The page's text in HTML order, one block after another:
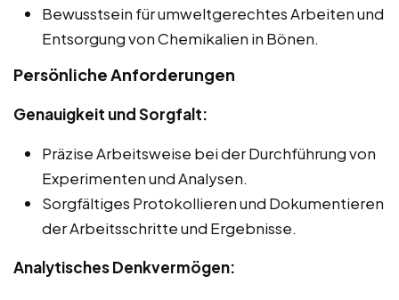
Bewusstsein für umweltgerechtes Arbeiten und
Entsorgung von Chemikalien in Bönen.
Persönliche Anforderungen
Genauigkeit und Sorgfalt:
Präzise Arbeitsweise bei der Durchführung von
Experimenten und Analysen.
Sorgfältiges Protokollieren und Dokumentieren
der Arbeitsschritte und Ergebnisse.
Analytisches Denkvermögen: